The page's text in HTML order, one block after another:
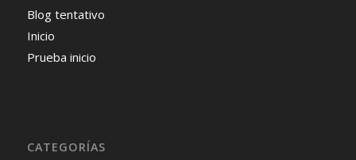
Blog tentativo
Inicio
Prueba inicio
CATEGORÍAS